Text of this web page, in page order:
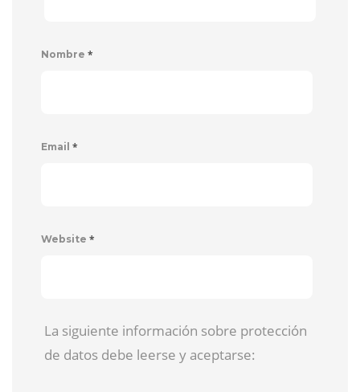
Nombre *
Email *
Website *
La siguiente información sobre protección
de datos debe leerse y aceptarse: